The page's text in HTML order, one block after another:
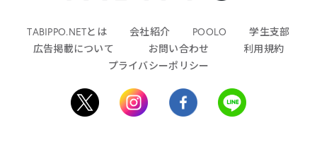
TABIPPO.NETとは 会社紹介 POOLO
学生支部
広告掲載について
お問い合わせ
利用規約
プライバシーポリシー